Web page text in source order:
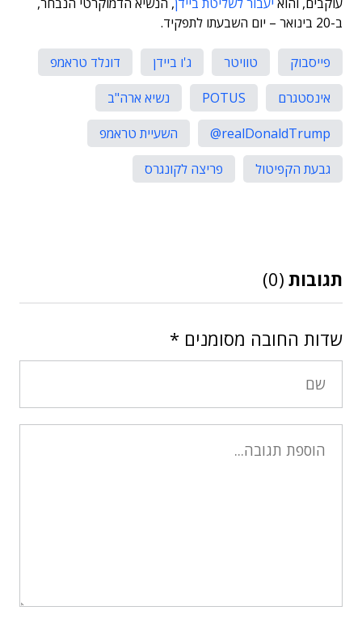
ב-20 בינואר – יום השבעתו לתפקיד.
פייסבוק טוויטר ג'ו ביידן
דונלד טראמפ
אינסטגרם
POTUS
נשיא ארה"ב
realDonaldTrump@
השעיית טראמפ
גבעת הקפיטול
פריצה לקונגרס
תגובות (0)
שדות החובה מסומנים *